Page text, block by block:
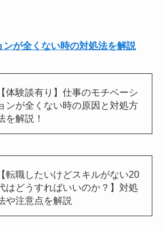
ンが全くない時の対処法を解説
【体験談有り】仕事のモチベーシ
ンが全くない時の原因と対処方
を解説！
【転職したいけどスキルがない20
はどうすればいいのか？】対処
や注意点を解説